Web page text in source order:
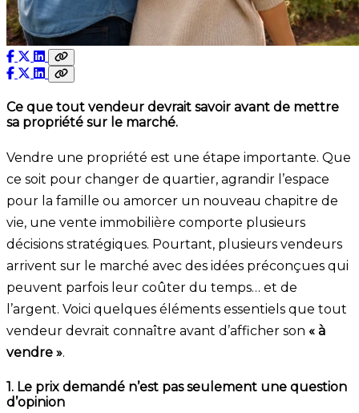
Ce que tout vendeur devrait savoir avant de mettre
sa propriété sur le marché.
Vendre une propriété est une étape importante. Que
ce soit pour changer de quartier, agrandir l’espace
pour la famille ou amorcer un nouveau chapitre de
vie, une vente immobilière comporte plusieurs
décisions stratégiques. Pourtant, plusieurs vendeurs
arrivent sur le marché avec des idées préconçues qui
peuvent parfois leur coûter du temps… et de
l’argent. Voici quelques éléments essentiels que tout
vendeur devrait connaître avant d’afficher son « à
vendre ».
1. Le prix demandé n’est pas seulement une question
d’opinion